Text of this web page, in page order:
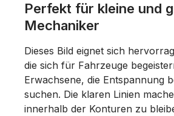
Perfekt für kleine und
Mechaniker
Dieses Bild eignet sich
die sich für Fahrzeuge
Erwachsene, die Entspannung
suchen. Die klaren Linien
innerhalb der Konturen zu